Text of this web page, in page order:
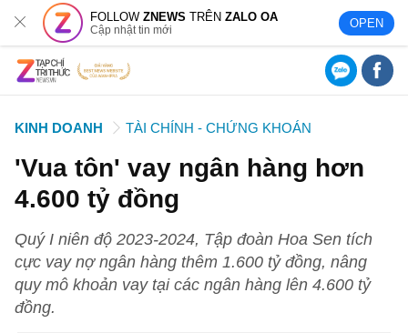
FOLLOWZNEWS TRÊNZALO OA
Cập nhật tin mới OPEN
KINH DOANH TÀI CHÍNH - CHỨNG KHOÁN
'Vua tôn' vay ngân hàng hơn
4.600 tỷ đồng
Quý I niên độ 2023-2024, Tập đoàn Hoa Sen tích
cực vay nợ ngân hàng thêm 1.600 tỷ đồng, nâng
quy mô khoản vay tại các ngân hàng lên 4.600 tỷ
đồng.